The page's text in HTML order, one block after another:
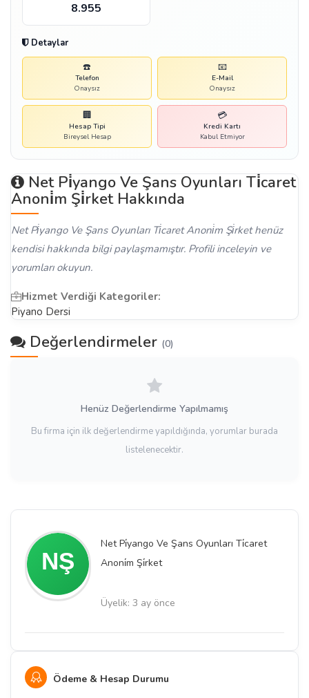
Net Pi̇yango Ve Şans Oyunları Ti̇caret
Anoni̇m Şi̇rket
Üyelik: 3 ay önce
Ödeme & Hesap Durumu
8.955
Detaylar
☎️
Telefon
Onaysız
📧
E-Mail
Onaysız
🏢
Hesap Tipi
Bireysel Hesap
💳
Kredi Kartı
Kabul Etmiyor
Net Pi̇yango Ve Şans Oyunları Ti̇caret
Anoni̇m Şi̇rket Hakkında
Net Pi̇yango Ve Şans Oyunları Ti̇caret Anoni̇m Şi̇rket henüz
kendisi hakkında bilgi paylaşmamıştır. Profili inceleyin ve
yorumları okuyun.
Hizmet Verdiği Kategoriler:
Piyano Dersi
Değerlendirmeler (0)
Henüz Değerlendirme Yapılmamış
Bu firma için ilk değerlendirme yapıldığında, yorumlar burada
listelenecektir.